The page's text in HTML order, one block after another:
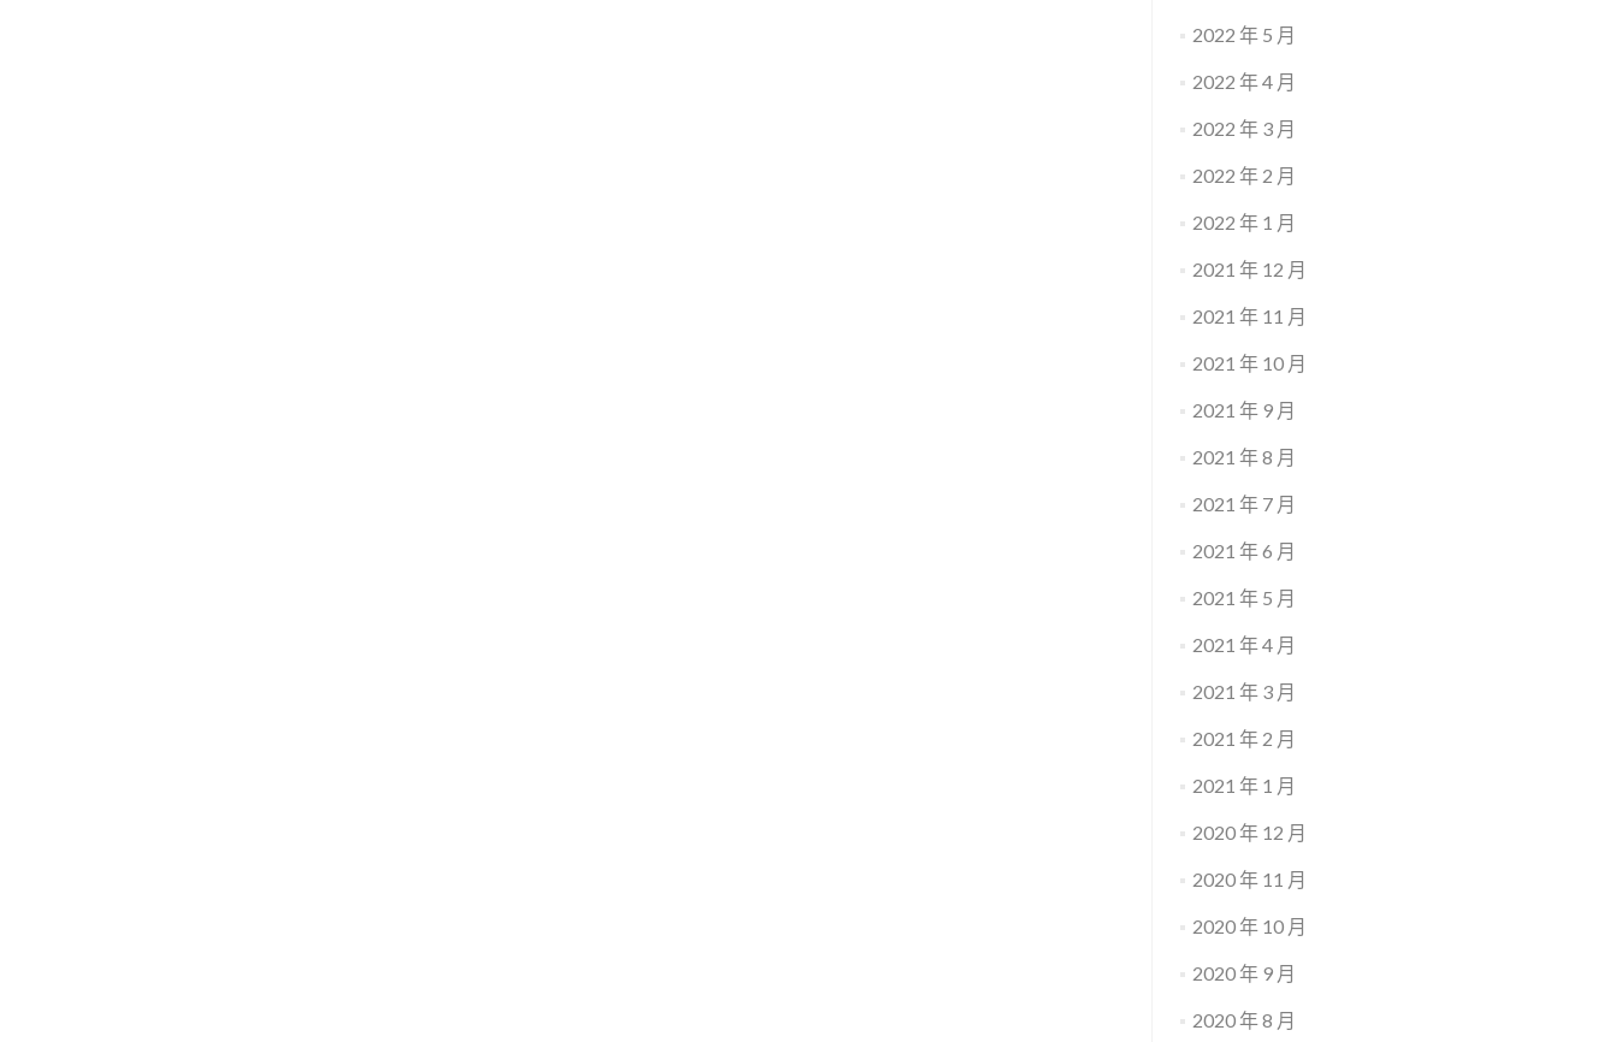
2022 年 5 月
2022 年 4 月
2022 年 3 月
2022 年 2 月
2022 年 1 月
2021 年 12 月
2021 年 11 月
2021 年 10 月
2021 年 9 月
2021 年 8 月
2021 年 7 月
2021 年 6 月
2021 年 5 月
2021 年 4 月
2021 年 3 月
2021 年 2 月
2021 年 1 月
2020 年 12 月
2020 年 11 月
2020 年 10 月
2020 年 9 月
2020 年 8 月